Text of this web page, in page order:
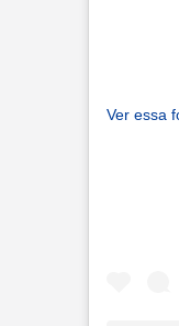
Ver essa